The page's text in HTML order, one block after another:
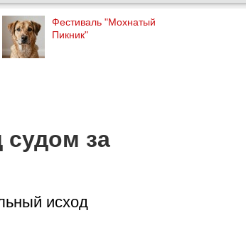
Фестиваль "Мохнатый
Пикник"
судом за
исход